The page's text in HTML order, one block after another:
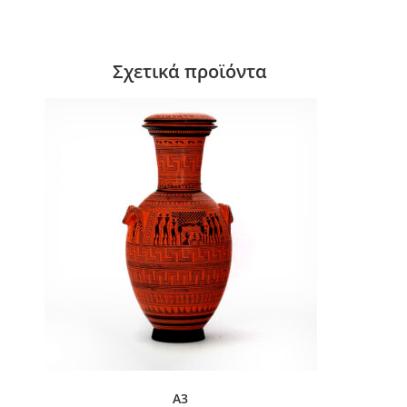
Σχετικά προϊόντα
A3